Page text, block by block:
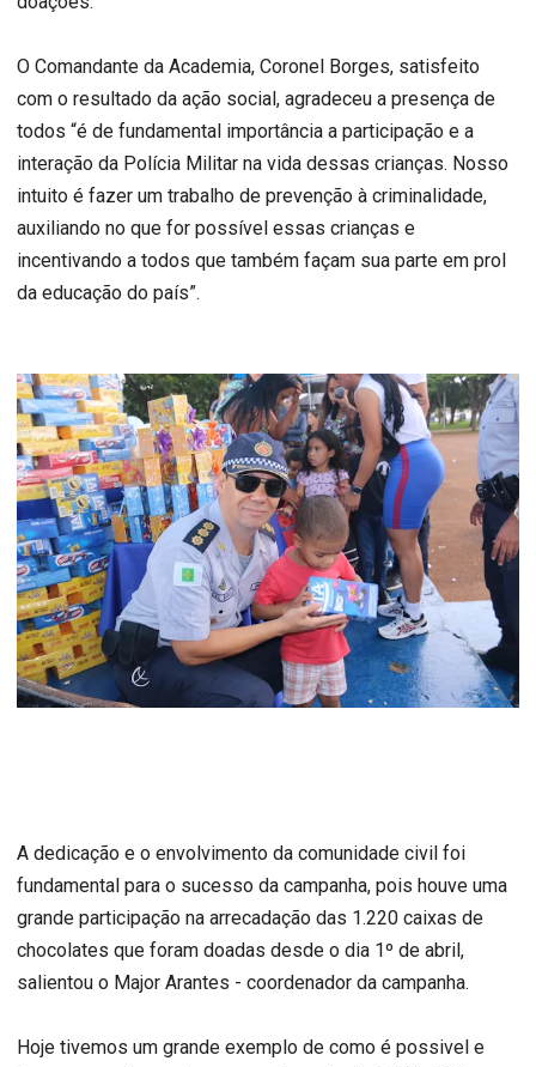
O Comandante da Academia, Coronel Borges, satisfeito
com o resultado da ação social, agradeceu a presença de
todos “é de fundamental importância a participação e a
interação da Polícia Militar na vida dessas crianças. Nosso
intuito é fazer um trabalho de prevenção à criminalidade,
auxiliando no que for possível essas crianças e
incentivando a todos que também façam sua parte em prol
da educação do país”.
A dedicação e o envolvimento da comunidade civil foi
fundamental para o sucesso da campanha, pois houve uma
grande participação na arrecadação das 1.220 caixas de
chocolates que foram doadas desde o dia 1º de abril,
salientou o Major Arantes - coordenador da campanha.
Hoje tivemos um grande exemplo de como é possivel e